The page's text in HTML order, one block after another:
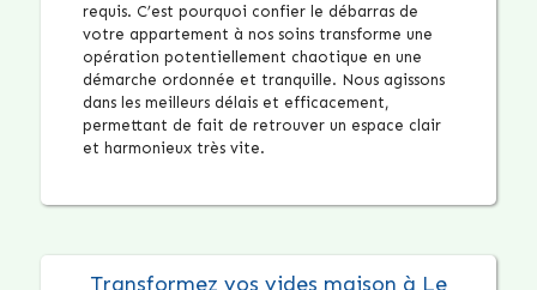
requis. C’est pourquoi confier le débarras de
votre appartement à nos soins transforme une
opération potentiellement chaotique en une
démarche ordonnée et tranquille. Nous agissons
dans les meilleurs délais et efficacement,
permettant de fait de retrouver un espace clair
et harmonieux très vite.
Transformez vos vides maison à Le